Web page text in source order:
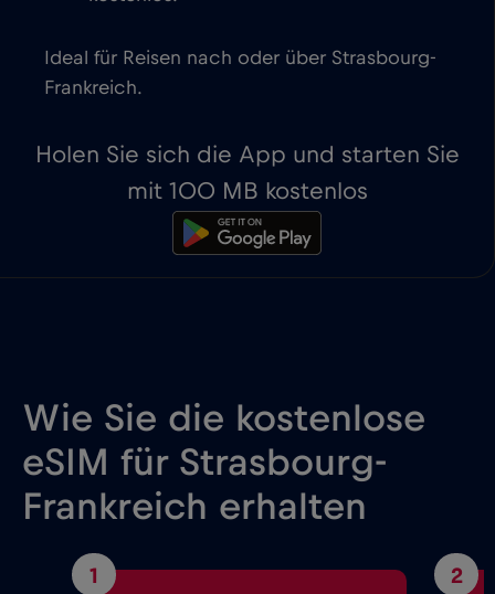
Ideal für Reisen nach oder über Strasbourg-
Frankreich.
Holen Sie sich die App und starten Sie
mit 100 MB kostenlos
Wie Sie die kostenlose
eSIM für Strasbourg-
Frankreich erhalten
1 2